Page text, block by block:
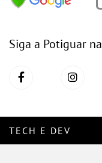
Siga a Potiguar
TECH E DEV